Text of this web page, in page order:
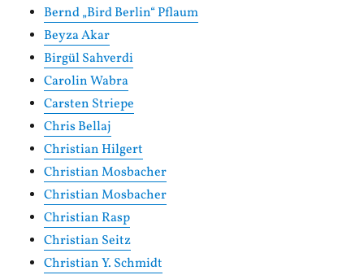
Bernd „Bird Berlin“ Pflaum
Beyza Akar
Birgül Sahverdi
Carolin Wabra
Carsten Striepe
Chris Bellaj
Christian Hilgert
Christian Mosbacher
Christian Mosbacher
Christian Rasp
Christian Seitz
Christian Y. Schmidt